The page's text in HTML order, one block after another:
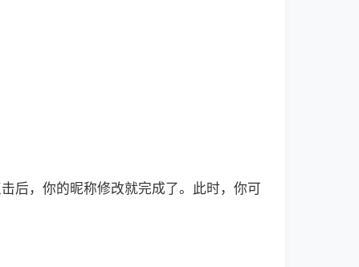
后，你的昵称修改就完成了。此时，你可